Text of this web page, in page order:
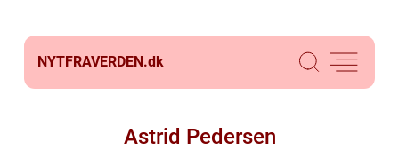
NYTFRAVERDEN.dk
Astrid Pedersen